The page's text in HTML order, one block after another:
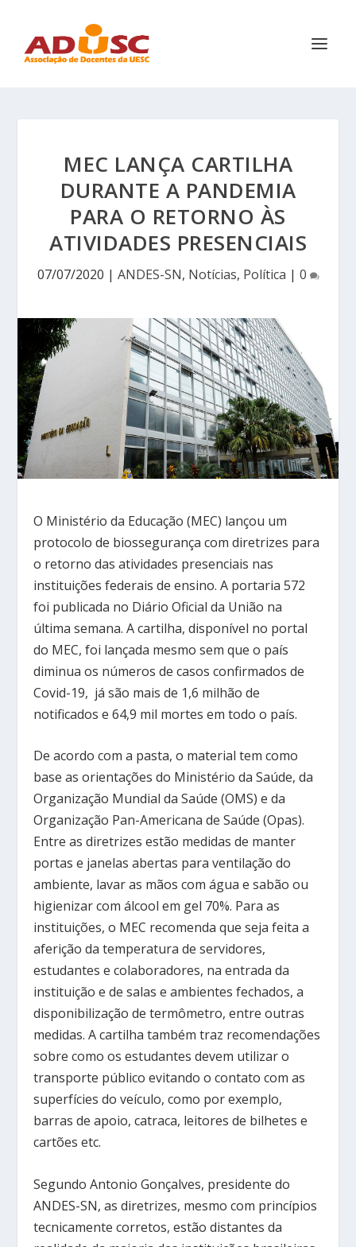
MEC LANÇA CARTILHA
DURANTE A PANDEMIA
PARA O RETORNO ÀS
ATIVIDADES PRESENCIAIS
07/07/2020 | ANDES-SN, Notícias, Política | 0
O Ministério da Educação (MEC) lançou um
protocolo de biossegurança com diretrizes para
o retorno das atividades presenciais nas
instituições federais de ensino. A portaria 572
foi publicada no Diário Oficial da União na
última semana. A cartilha, disponível no portal
do MEC, foi lançada mesmo sem que o país
diminua os números de casos confirmados de
Covid-19, já são mais de 1,6 milhão de
notificados e 64,9 mil mortes em todo o país.
De acordo com a pasta, o material tem como
base as orientações do Ministério da Saúde, da
Organização Mundial da Saúde (OMS) e da
Organização Pan-Americana de Saúde (Opas).
Entre as diretrizes estão medidas de manter
portas e janelas abertas para ventilação do
ambiente, lavar as mãos com água e sabão ou
higienizar com álcool em gel 70%. Para as
instituições, o MEC recomenda que seja feita a
aferição da temperatura de servidores,
estudantes e colaboradores, na entrada da
instituição e de salas e ambientes fechados, a
disponibilização de termômetro, entre outras
medidas. A cartilha também traz recomendações
sobre como os estudantes devem utilizar o
transporte público evitando o contato com as
superfícies do veículo, como por exemplo,
barras de apoio, catraca, leitores de bilhetes e
cartões etc.
Segundo Antonio Gonçalves, presidente do
ANDES-SN, as diretrizes, mesmo com princípios
tecnicamente corretos, estão distantes da